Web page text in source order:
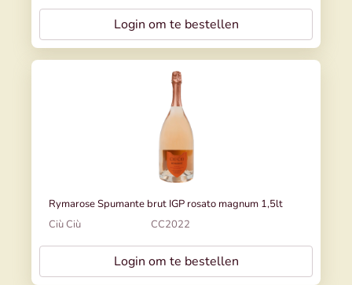
Login om te bestellen
Rymarose Spumante brut IGP rosato magnum 1,5lt
Ciù Ciù
CC2022
Login om te bestellen